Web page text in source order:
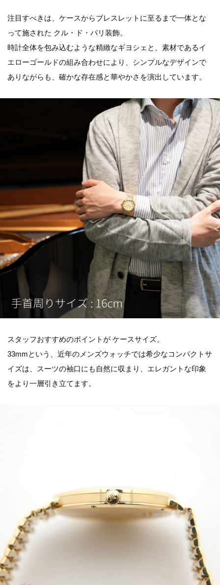
注目すべきは、ケースからブレスレットに至るまで一体とな
って施された クル・ド・パリ装飾。
時計全体を包み込むような精緻なギヨシェと、素材であるイ
エローゴールドの組み合わせにより、シンプルなデザインで
ありながらも、確かな存在感と華やかさを演出しています。
スタッフおすすめのポイントが ケースサイズ。
33mmという、近年のメンズウォッチでは希少なコンパクトサ
イズは、スーツの袖口にも自然に収まり、エレガントな印象
をより一層引き立てます。